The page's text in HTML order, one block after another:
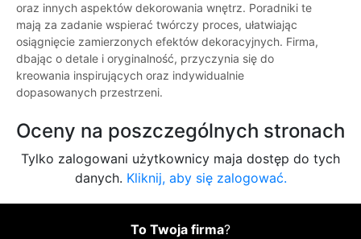
oraz innych aspektów dekorowania wnętrz. Poradniki te
mają za zadanie wspierać twórczy proces, ułatwiając
osiągnięcie zamierzonych efektów dekoracyjnych. Firma,
dbając o detale i oryginalność, przyczynia się do
kreowania inspirujących oraz indywidualnie
dopasowanych przestrzeni.
Oceny na poszczególnych stronach
Tylko zalogowani użytkownicy maja dostęp do tych
danych. Kliknij, aby się zalogować.
To Twoja firma?